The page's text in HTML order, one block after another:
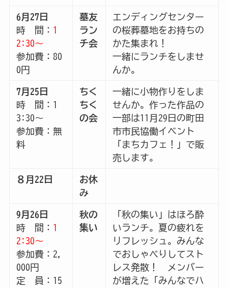
6月27日
時 間： 1
2:30～
参加費：80
0円
墓友
ラン
チ会
エンディングセンター
の桜葬墓地をお持ちの
かた集まれ！
一緒にランチをしませ
んか。
7月25日
時 間：1
3:30～
参加費：無
料
ちく
ちく
の会
一緒に小物作りをしま
せんか。作った作品の
一部は11月29日の町田
市市民協働イベント
「まちカフェ！」で販
売します。
８月22日
お休
み
9月26日
時 間： 1
2:30～
参加費：2,
000円
定 員：15
秋の
集い
「秋の集い」はほろ酔
いランチ。夏の疲れを
リフレッシュ。みんな
でおしゃべりしてスト
レス発散！ メンバー
が増えた「みんなでハ